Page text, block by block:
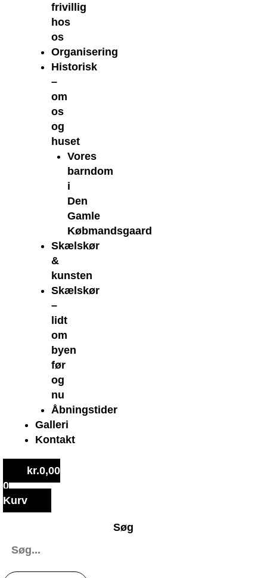
frivillig
hos
os
Organisering
Historisk
–
om
os
og
huset
Vores
barndom
i
Den
Gamle
Købmandsgaard
Skælskør
&
kunsten
Skælskør
–
lidt
om
byen
før
og
nu
Åbningstider
Galleri
Kontakt
kr.0,00
0
Kurv
Søg